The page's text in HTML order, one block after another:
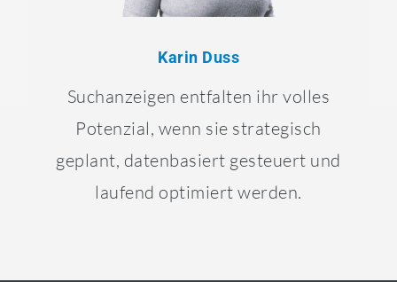
Karin Duss
Suchanzeigen entfalten ihr volles
Potenzial, wenn sie strategisch
geplant, datenbasiert gesteuert und
laufend optimiert werden.